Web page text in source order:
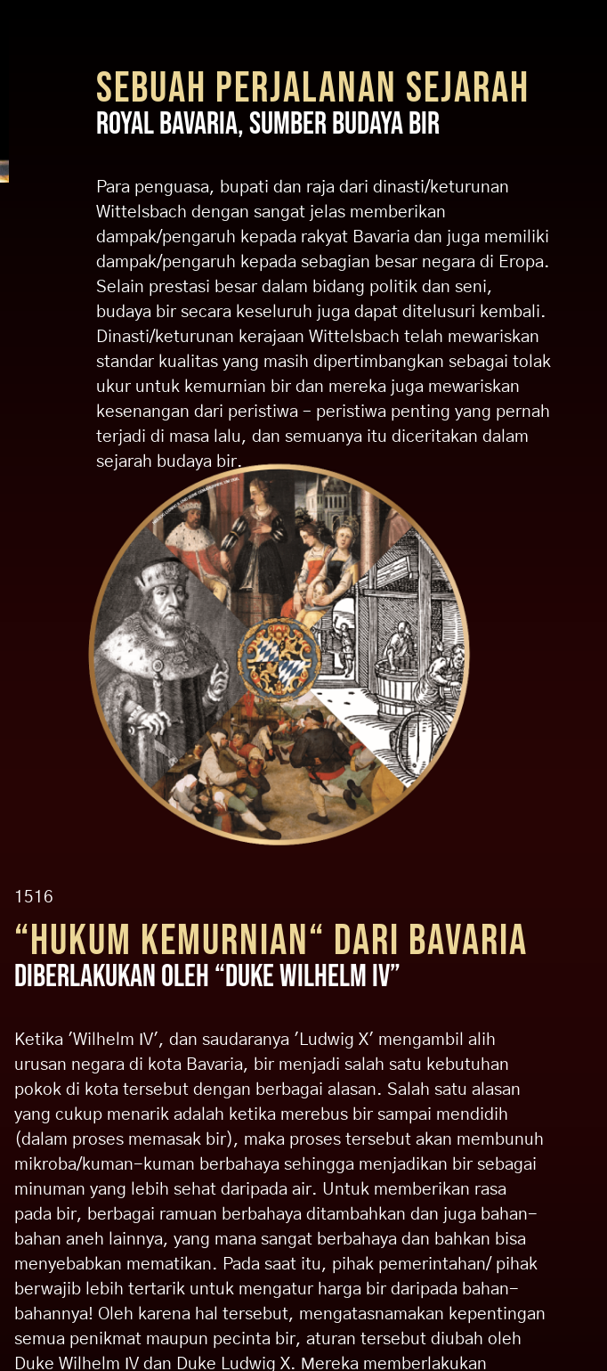
SEBUAH PERJALANAN SEJARAH
ROYAL BAVARIA, SUMBER BUDAYA BIR
Para penguasa, bupati dan raja dari dinasti/keturunan
Wittelsbach dengan sangat jelas memberikan
dampak/pengaruh kepada rakyat Bavaria dan juga memiliki
dampak/pengaruh kepada sebagian besar negara di Eropa.
Selain prestasi besar dalam bidang politik dan seni,
budaya bir secara keseluruh juga dapat ditelusuri kembali.
Dinasti/keturunan kerajaan Wittelsbach telah mewariskan
standar kualitas yang masih dipertimbangkan sebagai tolak
ukur untuk kemurnian bir dan mereka juga mewariskan
kesenangan dari peristiwa – peristiwa penting yang pernah
terjadi di masa lalu, dan semuanya itu diceritakan dalam
sejarah budaya bir.
1516
“HUKUM KEMURNIAN“ DARI BAVARIA
DIBERLAKUKAN OLEH “DUKE WILHELM IV”
Ketika 'Wilhelm IV', dan saudaranya 'Ludwig X' mengambil alih
urusan negara di kota Bavaria, bir menjadi salah satu kebutuhan
pokok di kota tersebut dengan berbagai alasan. Salah satu alasan
yang cukup menarik adalah ketika merebus bir sampai mendidih
(dalam proses memasak bir), maka proses tersebut akan membunuh
mikroba/kuman-kuman berbahaya sehingga menjadikan bir sebagai
minuman yang lebih sehat daripada air. Untuk memberikan rasa
pada bir, berbagai ramuan berbahaya ditambahkan dan juga bahan-
bahan aneh lainnya, yang mana sangat berbahaya dan bahkan bisa
menyebabkan mematikan. Pada saat itu, pihak pemerintahan/ pihak
berwajib lebih tertarik untuk mengatur harga bir daripada bahan-
bahannya! Oleh karena hal tersebut, mengatasnamakan kepentingan
semua penikmat maupun pecinta bir, aturan tersebut diubah oleh
Duke Wilhelm IV dan Duke Ludwig X. Mereka memberlakukan